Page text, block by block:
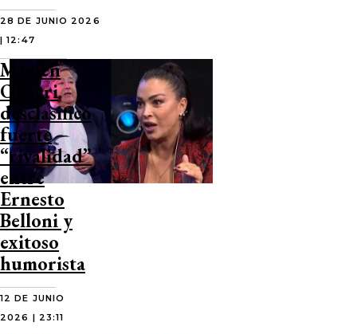
28 DE JUNIO 2026
| 12:47
Marlen
Olivari
desclasificó
fuerte
“rivalidad”
entre
Ernesto
Belloni y
exitoso
humorista
12 DE JUNIO
2026 | 23:11